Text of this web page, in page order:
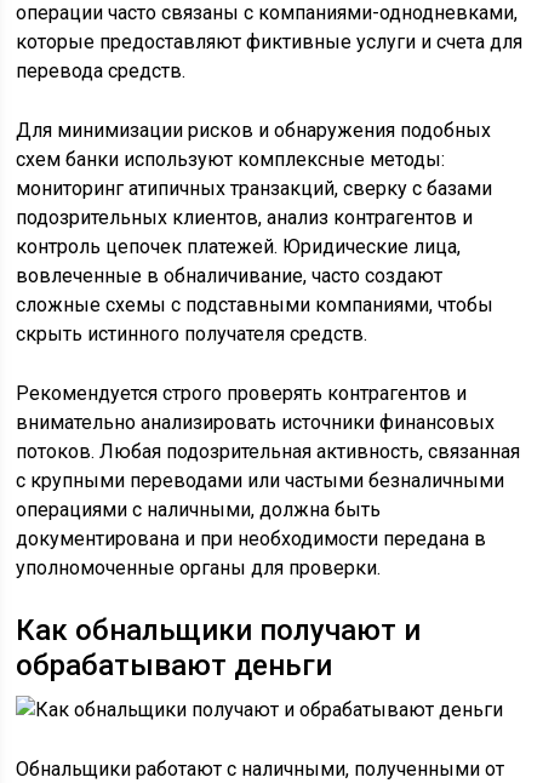
операции часто связаны с компаниями-однодневками,
которые предоставляют фиктивные услуги и счета для
перевода средств.
Для минимизации рисков и обнаружения подобных
схем банки используют комплексные методы:
мониторинг атипичных транзакций, сверку с базами
подозрительных клиентов, анализ контрагентов и
контроль цепочек платежей. Юридические лица,
вовлеченные в обналичивание, часто создают
сложные схемы с подставными компаниями, чтобы
скрыть истинного получателя средств.
Рекомендуется строго проверять контрагентов и
внимательно анализировать источники финансовых
потоков. Любая подозрительная активность, связанная
с крупными переводами или частыми безналичными
операциями с наличными, должна быть
документирована и при необходимости передана в
уполномоченные органы для проверки.
Как обнальщики получают и
обрабатывают деньги
Обнальщики работают с наличными, полученными от